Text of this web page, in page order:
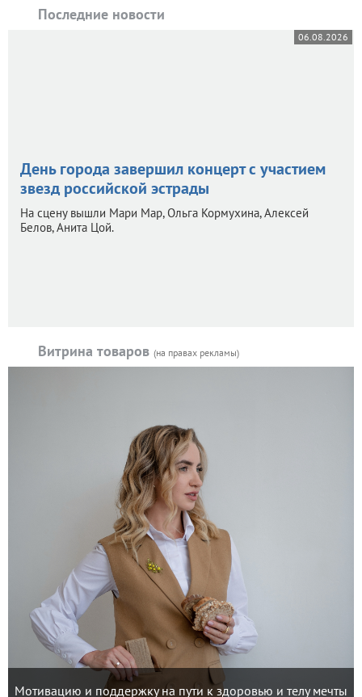
Последние новости
06.08.2026
День города завершил концерт с участием
звезд российской эстрады
На сцену вышли Мари Мар, Ольга Кормухина, Алексей
Белов, Анита Цой.
Витрина товаров (на правах рекламы)
Мотивацию и поддержку на пути к здоровью и телу мечты